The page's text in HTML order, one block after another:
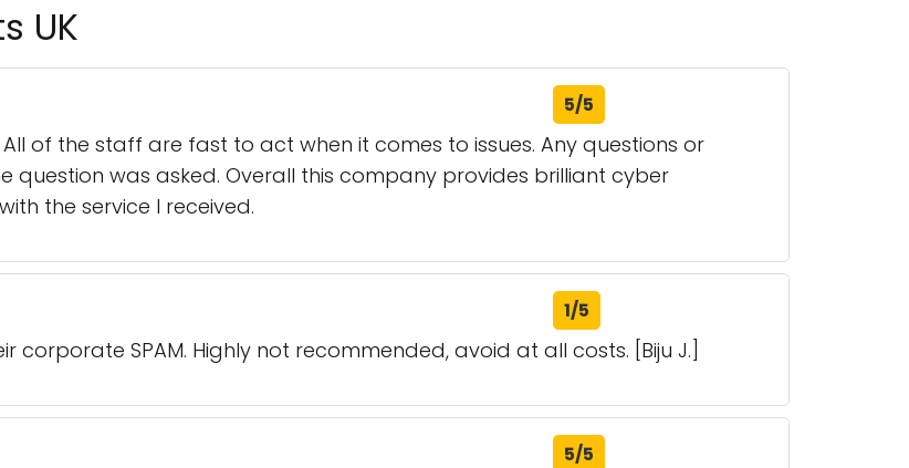
UK
5/5
of the staff are fast to act when it comes to issues. Any questions or
question was asked. Overall this company provides brilliant cyber
the service I received.
1/5
corporate SPAM. Highly not recommended, avoid at all costs. [Biju J.]
5/5